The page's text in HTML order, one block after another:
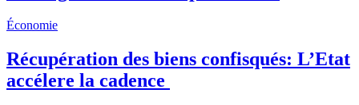
Économie
Récupération des biens confisqués: L’Etat
accélere la cadence